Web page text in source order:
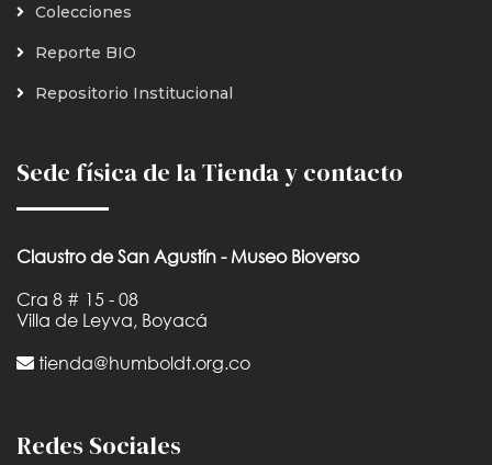
Colecciones
Reporte BIO
Repositorio Institucional
Sede física de la Tienda y contacto
Claustro de San Agustín - Museo Bioverso
Cra 8 # 15 - 08
Villa de Leyva, Boyacá
tienda@humboldt.org.co
Redes Sociales